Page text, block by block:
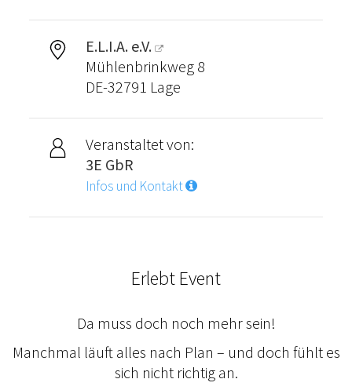
E.L.I.A. e.V.
Mühlenbrinkweg 8
DE-32791 Lage
Veranstaltet von:
3E GbR
Infos und Kontakt
Erlebt Event
Da muss doch noch mehr sein!
Manchmal läuft alles nach Plan – und doch fühlt es
sich nicht richtig an.